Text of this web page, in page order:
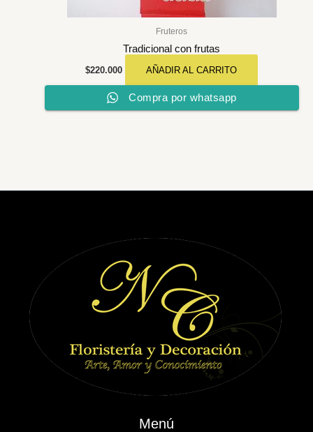
Fruteros
Tradicional con frutas
$220.000 AÑADIR AL CARRITO
Compra por whatsapp
Menú